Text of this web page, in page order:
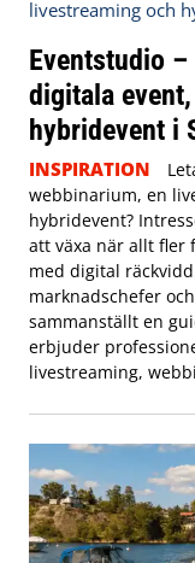
Eventstudio
digitala
hybridevent i
INSPIRATION
webbinarium, en
hybridevent?
att växa när allt fler
med digital
marknadschefer
sammanställt en
erbjuder
livestreaming,